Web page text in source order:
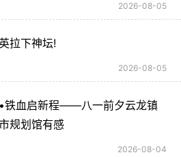
2026-08-05
拉下神坛!
2026-08-05
铁血启新程——八一前夕云龙镇
规划馆有感
2026-08-04